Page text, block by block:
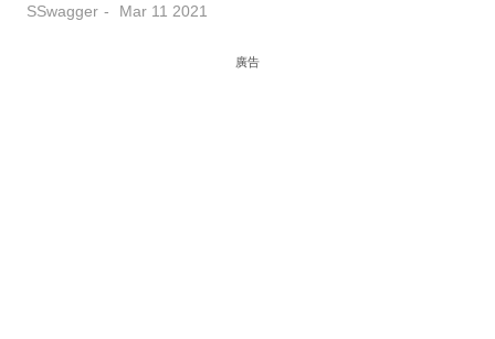
SSwagger Mar 11 2021
廣告